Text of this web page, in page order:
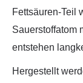
Fettsäuren-Teil
Sauerstoffatom
entstehen
Hergestellt